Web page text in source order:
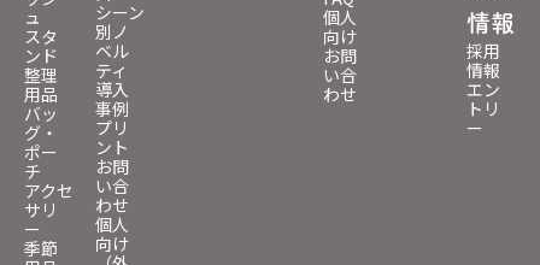
ュ
スタ
ンド
整理
用品
バッ
グ・
ポー
チ
アクセ
サリ
ー
季節
シーン
別ノ
ベル
ティ
導入
事例
プリ
ント
お問
い合
わせ
個人
向け
個人
向け
お問
い合
わせ
情報
採用
情報
エン
トリ
ー